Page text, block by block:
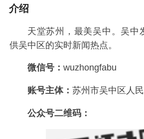
介绍
天堂苏州，最美吴中。吴中
供吴中区的实时新闻热点。
微信号： wuzhongfabu
账号主体： 苏州市吴中区人
公众号二维码：